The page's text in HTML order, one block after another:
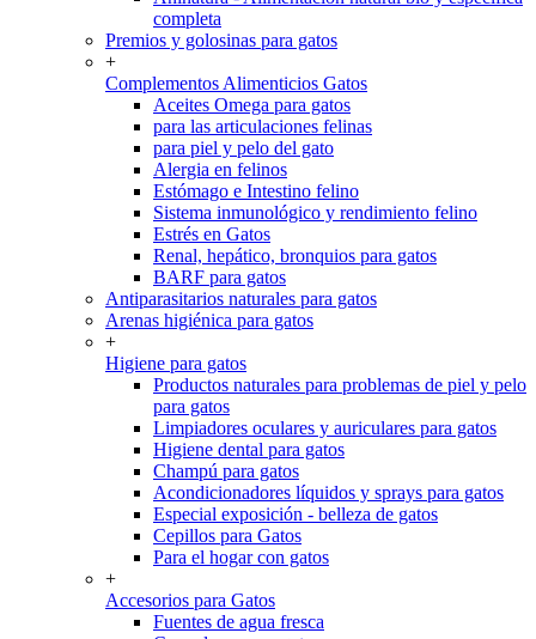
completa
Premios y golosinas para gatos
+
Complementos Alimenticios Gatos
Aceites Omega para gatos
para las articulaciones felinas
para piel y pelo del gato
Alergia en felinos
Estómago e Intestino felino
Sistema inmunológico y rendimiento felino
Estrés en Gatos
Renal, hepático, bronquios para gatos
BARF para gatos
Antiparasitarios naturales para gatos
Arenas higiénica para gatos
+
Higiene para gatos
Productos naturales para problemas de piel y pelo
para gatos
Limpiadores oculares y auriculares para gatos
Higiene dental para gatos
Champú para gatos
Acondicionadores líquidos y sprays para gatos
Especial exposición - belleza de gatos
Cepillos para Gatos
Para el hogar con gatos
+
Accesorios para Gatos
Fuentes de agua fresca